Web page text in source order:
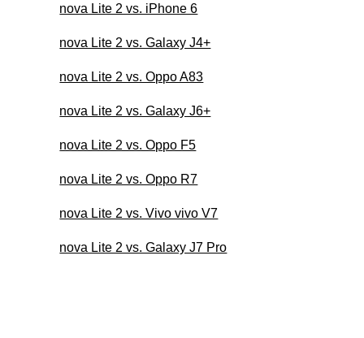
nova Lite 2 vs. iPhone 6
nova Lite 2 vs. Galaxy J4+
nova Lite 2 vs. Oppo A83
nova Lite 2 vs. Galaxy J6+
nova Lite 2 vs. Oppo F5
nova Lite 2 vs. Oppo R7
nova Lite 2 vs. Vivo vivo V7
nova Lite 2 vs. Galaxy J7 Pro